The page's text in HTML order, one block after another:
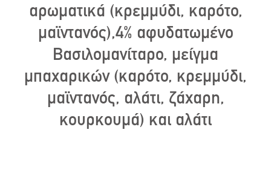
αρωματικά (κρεμμύδι, καρότο,
μαϊντανός),4% αφυδατωμένο
Βασιλομανίταρο, μείγμα
μπαχαρικών (καρότο, κρεμμύδι,
μαϊντανός, αλάτι, ζάχαρη,
κουρκουμά) και αλάτι